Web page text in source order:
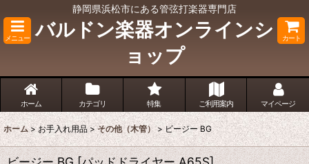
静岡県浜松市にある管弦打楽器専門店
メニュー
バルドン楽器オンラインシ
ョップ
カート
ホーム カテゴリ 特集 ご利用案内 マイページ
ホーム > お手入れ用品 > その他（木管） > ビージー BG